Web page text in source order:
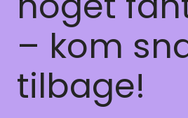
– kom
tilbage!